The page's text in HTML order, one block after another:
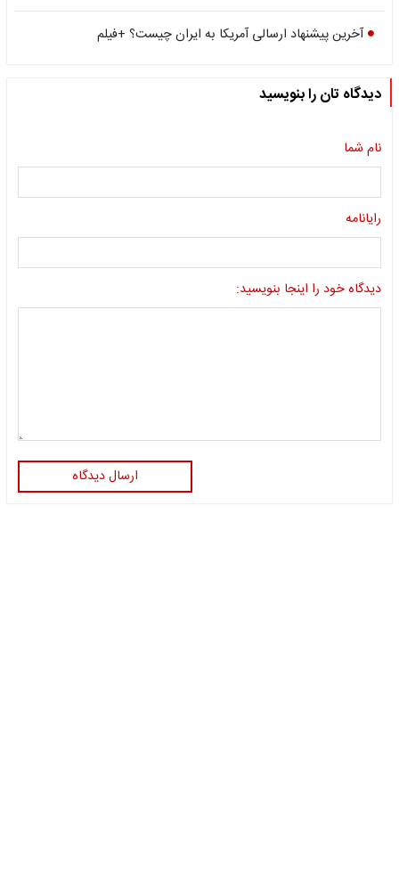
آخرین پیشنهاد ارسالی آمریکا به ایران چیست؟ +فیلم
دیدگاه تان را بنویسید
نام شما
رایانامه
دیدگاه خود را اینجا بنویسید:
ارسال دیدگاه